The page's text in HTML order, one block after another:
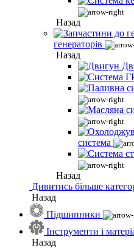
Назад
генераторів
Назад
система
Назад
Дивитись більше
Назад
Підшипники
Інструменти і
Назад